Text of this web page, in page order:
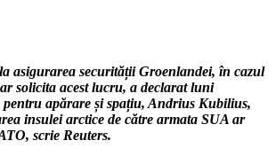
asigurarea securității Groenlandei, în cazul
solicita acest lucru, a declarat luni
apărare și spațiu, Andrius Kubilius,
insulei arctice de către armata SUA ar
scrie Reuters.